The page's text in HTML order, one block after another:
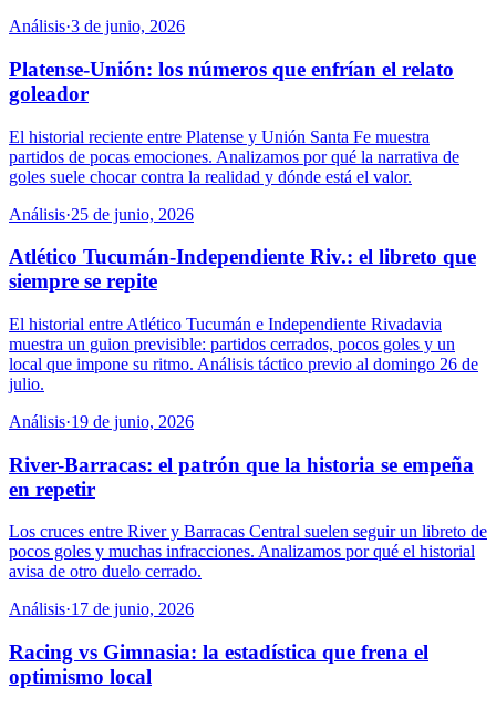
Análisis·3 de junio, 2026
Platense-Unión: los números que enfrían el relato
goleador
El historial reciente entre Platense y Unión Santa Fe muestra
partidos de pocas emociones. Analizamos por qué la narrativa de
goles suele chocar contra la realidad y dónde está el valor.
Análisis·25 de junio, 2026
Atlético Tucumán-Independiente Riv.: el libreto que
siempre se repite
El historial entre Atlético Tucumán e Independiente Rivadavia
muestra un guion previsible: partidos cerrados, pocos goles y un
local que impone su ritmo. Análisis táctico previo al domingo 26 de
julio.
Análisis·19 de junio, 2026
River-Barracas: el patrón que la historia se empeña
en repetir
Los cruces entre River y Barracas Central suelen seguir un libreto de
pocos goles y muchas infracciones. Analizamos por qué el historial
avisa de otro duelo cerrado.
Análisis·17 de junio, 2026
Racing vs Gimnasia: la estadística que frena el
optimismo local